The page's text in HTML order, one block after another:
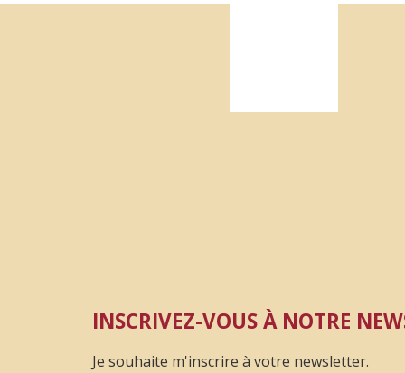
INSCRIVEZ-VOUS À NOTRE
Je souhaite m'inscrire à votre newsletter.